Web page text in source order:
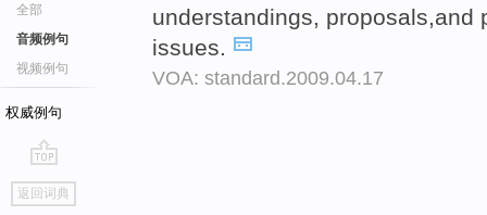
全部
音频例句
视频例句
权威例句
go
top
返回词典
understandings, proposals,and
issues.
VOA: standard.2009.04.17